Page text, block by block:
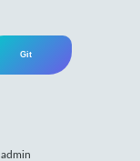
admin